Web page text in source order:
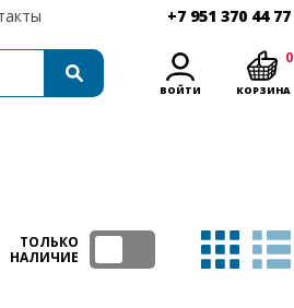
+7 951 370 44 77
ВОЙТИ КОРЗИНА
0
ТОЛЬКО
НАЛИЧИЕ